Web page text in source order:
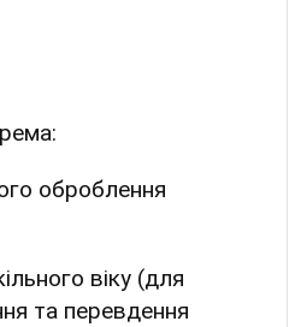
оброблення
віку (для
та перевдення